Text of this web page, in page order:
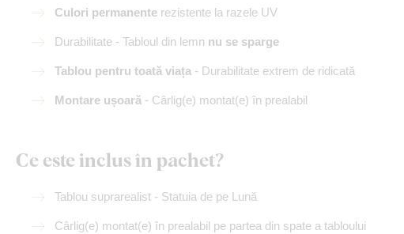
Culori permanente rezistente la razele UV
Durabilitate - Tabloul din lemn nu se sparge
Tablou pentru toată viața - Durabilitate extrem de ridicată
Montare ușoară - Cârlig(e) montat(e) în prealabil
Ce este inclus în pachet?
Tablou suprarealist - Statuia de pe Lună
Cârlig(e) montat(e) în prealabil pe partea din spate a tabloului